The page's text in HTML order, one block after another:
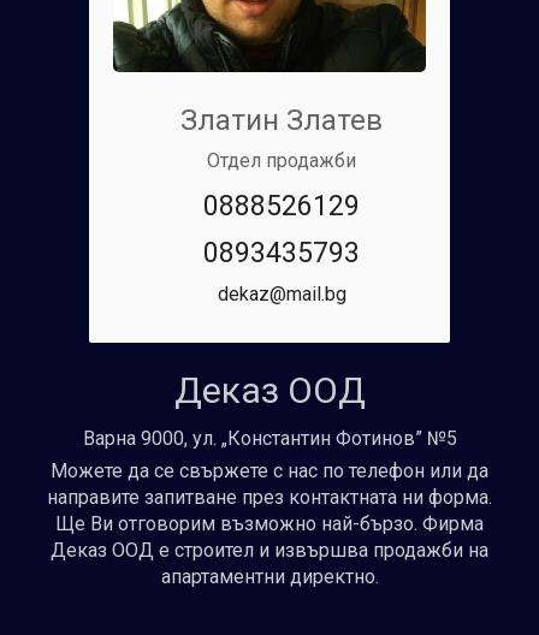
Златин Златев
Отдел продажби
0888526129
0893435793
dekaz@mail.bg
Деказ ООД
Варна 9000, ул. „Константин Фотинов” №5
Можете да се свържете с нас по телефон или да
направите запитване през контактната ни форма.
Ще Ви отговорим възможно най-бързо. Фирма
Деказ ООД е строител и извършва продажби на
апартаментни директно.